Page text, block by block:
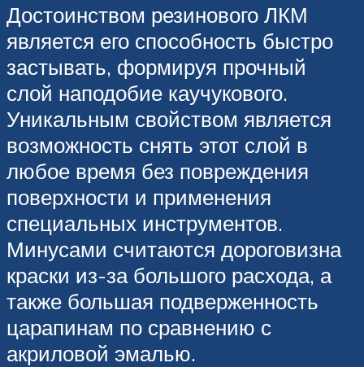
Достоинством резинового ЛКМ
является его способность быстро
застывать, формируя прочный
слой наподобие каучукового.
Уникальным свойством является
возможность снять этот слой в
любое время без повреждения
поверхности и применения
специальных инструментов.
Минусами считаются дороговизна
краски из-за большого расхода, а
также большая подверженность
царапинам по сравнению с
акриловой эмалью.